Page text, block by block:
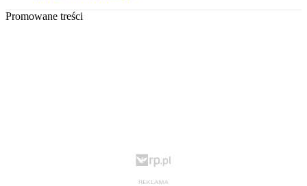
Promowane treści